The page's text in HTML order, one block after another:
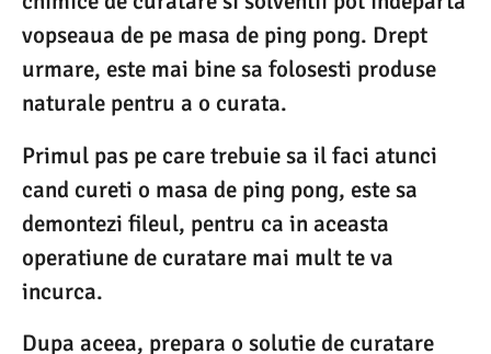
vopseaua de pe masa de ping pong. Drept
urmare, este mai bine sa folosesti produse
naturale pentru a o curata.
Primul pas pe care trebuie sa il faci atunci
cand cureti o masa de ping pong, este sa
demontezi fileul, pentru ca in aceasta
operatiune de curatare mai mult te va
incurca.
Dupa aceea, prepara o solutie de curatare